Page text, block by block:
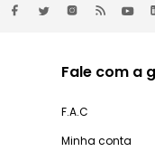
Fale com a
F.A.C
Minha conta